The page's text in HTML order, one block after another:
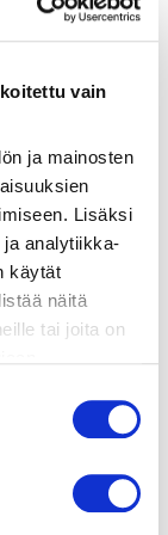
vain
ja mainosten
Lisäksi
analytiikka-
käytät
näitä
tai joita on